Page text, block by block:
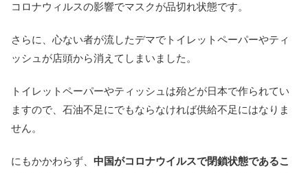
コロナウィルスの影響でマスクが品切れ状態です。
さらに、心ない者が流したデマでトイレットペーパーやティ
ッシュが店頭から消えてしまいました。
トイレットペーパーやティッシュは殆どが日本で作られてい
ますので、石油不足にでもならなければ供給不足にはなりま
せん。
にもかかわらず、 中国がコロナウイルスで閉鎖状態であるこ